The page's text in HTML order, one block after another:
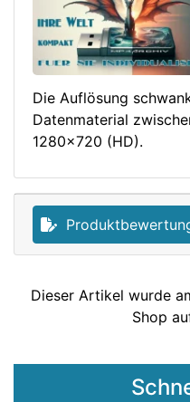
Die Auflösung
Datenmaterial
1280x720 (HD).
Dieser Artikel wurde
Shop